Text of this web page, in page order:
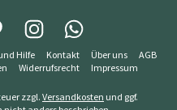
Hilfe Kontakt Über uns
AGB
Widerrufsrecht Impressum
zzgl.Versandkosten und ggf.